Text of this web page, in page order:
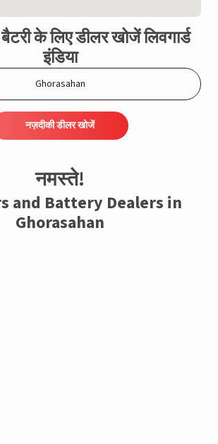
के लिए डीलर खोजें लिवगार्ड
इंडिया
नज़दीकी डीलर खोजें
नमस्ते!
and Battery Dealers in
Ghorasahan